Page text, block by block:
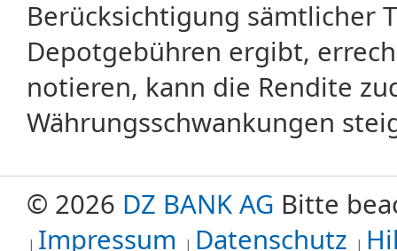
Berücksichtigung sämtlicher
Depotgebühren ergibt,
notieren, kann die Rendite
Währungsschwankungen
© 2026 DZ BANK AG Bitte
Impressum
Datenschutz